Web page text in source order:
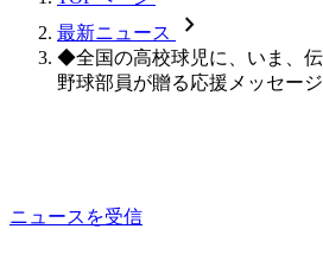
最新ニュース chevron_forward
◆全国の高校球児に、いま、
野球部員が贈る応援メッセー
ニュースを受信